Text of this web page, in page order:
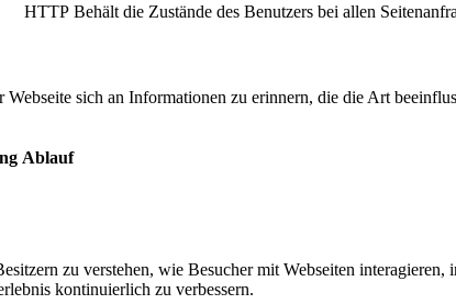
HTTP Behält die Zustände des Benutzers bei allen
sich an Informationen zu erinnern, die die Art
Ablauf
zu verstehen, wie Besucher mit Webseiten
kontinuierlich zu verbessern.